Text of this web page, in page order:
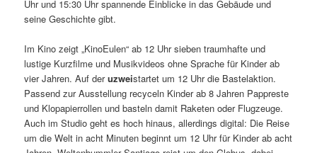
Uhr und 15:30 Uhr spannende Einblicke in das Gebäude und
seine Geschichte gibt.
Im Kino zeigt „KinoEulen“ ab 12 Uhr sieben traumhafte und
lustige Kurzfilme und Musikvideos ohne Sprache für Kinder ab
vier Jahren. Auf deruzweistartet um 12 Uhr die Bastelaktion.
Passend zur Ausstellung recyceln Kinder ab 8 Jahren Pappreste
und Klopapierrollen und basteln damit Raketen oder Flugzeuge.
Auch im Studio geht es hoch hinaus, allerdings digital: Die Reise
um die Welt in acht Minuten beginnt um 12 Uhr für Kinder ab acht